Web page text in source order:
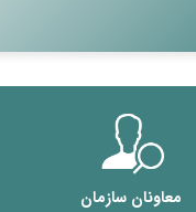
معاونان سازمان